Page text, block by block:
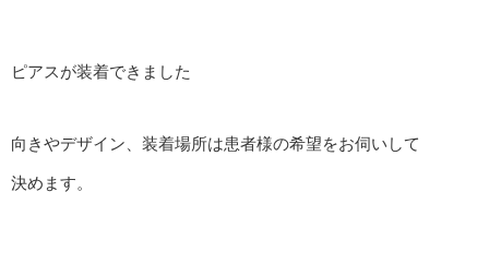
ピアスが装着できました
向きやデザイン、装着場所は患者様の希望をお伺いして
決めます。